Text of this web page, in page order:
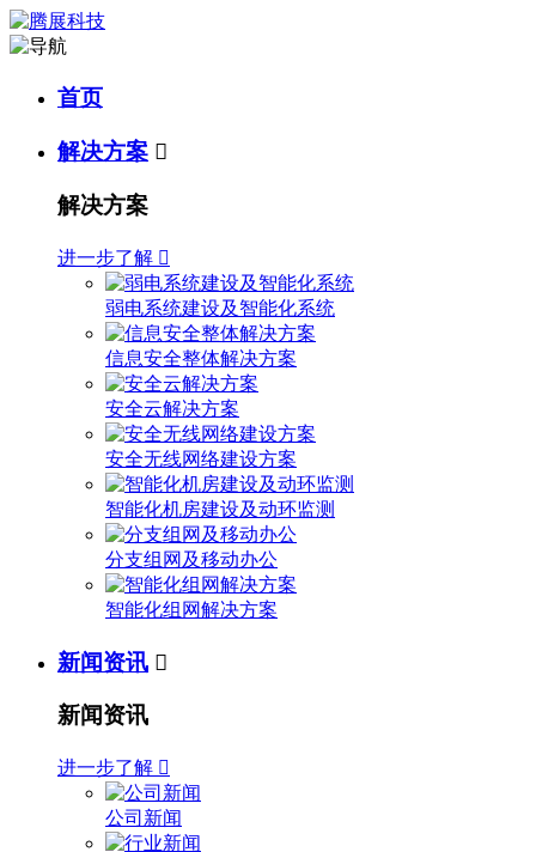
首页
解决方案 
解决方案
进一步了解 
弱电系统建设及智能化系统
信息安全整体解决方案
安全云解决方案
安全无线网络建设方案
智能化机房建设及动环监测
分支组网及移动办公
智能化组网解决方案
新闻资讯 
新闻资讯
进一步了解 
公司新闻